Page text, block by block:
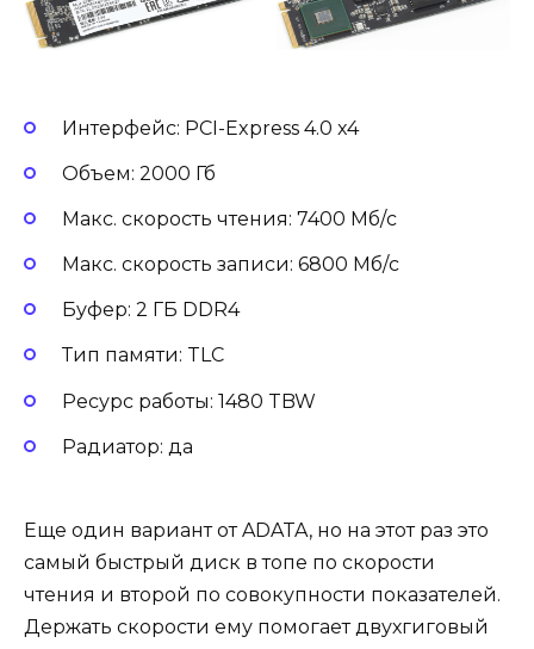
Интерфейс: PCI-Express 4.0 x4
Объем: 2000 Гб
Макс. скорость чтения: 7400 Мб/с
Макс. скорость записи: 6800 Мб/с
Буфер: 2 ГБ DDR4
Тип памяти: TLC
Ресурс работы: 1480 TBW
Радиатор: да
Еще один вариант от ADATA, но на этот раз это
самый быстрый диск в топе по скорости
чтения и второй по совокупности показателей.
Держать скорости ему помогает двухгиговый